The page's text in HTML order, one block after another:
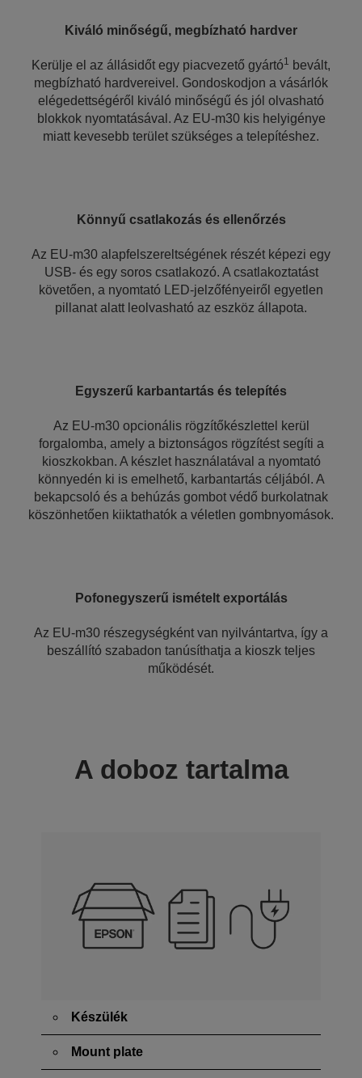
Kiváló minőségű, megbízható hardver
Kerülje el az állásidőt egy piacvezető gyártó1 bevált,
megbízható hardvereivel. Gondoskodjon a vásárlók
elégedettségéről kiváló minőségű és jól olvasható
blokkok nyomtatásával. Az EU-m30 kis helyigénye
miatt kevesebb terület szükséges a telepítéshez.
Könnyű csatlakozás és ellenőrzés
Az EU-m30 alapfelszereltségének részét képezi egy
USB- és egy soros csatlakozó. A csatlakoztatást
követően, a nyomtató LED-jelzőfényeiről egyetlen
pillanat alatt leolvasható az eszköz állapota.
Egyszerű karbantartás és telepítés
Az EU-m30 opcionális rögzítőkészlettel kerül
forgalomba, amely a biztonságos rögzítést segíti a
kioszkokban. A készlet használatával a nyomtató
könnyedén ki is emelhető, karbantartás céljából. A
bekapcsoló és a behúzás gombot védő burkolatnak
köszönhetően kiiktathatók a véletlen gombnyomások.
Pofonegyszerű ismételt exportálás
Az EU-m30 részegységként van nyilvántartva, így a
beszállító szabadon tanúsíthatja a kioszk teljes
működését.
A doboz tartalma
Készülék
Mount plate